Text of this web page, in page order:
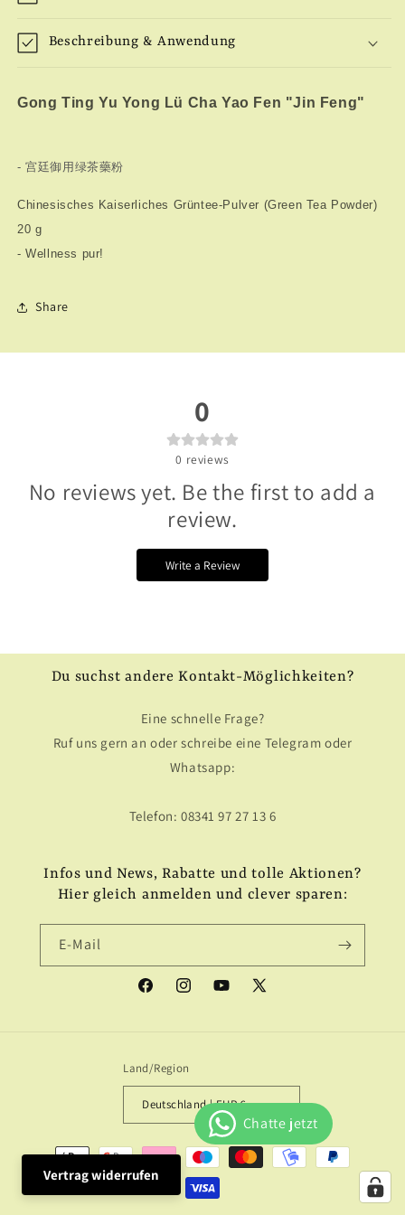
Beschreibung & Anwendung
Gong Ting Yu Yong Lü Cha Yao Fen "Jin Feng"
- 宫廷御用绿茶藥粉
Chinesisches Kaiserliches Grüntee-Pulver (Green Tea Powder)
20 g
- Wellness pur!
Share
0
0 reviews
No reviews yet. Be the first to add a
review.
Write a Review
Du suchst andere Kontakt-Möglichkeiten?
Eine schnelle Frage?
Ruf uns gern an oder schreibe eine Telegram oder
Whatsapp:
Telefon: 08341 97 27 13 6
Infos und News, Rabatte und tolle Aktionen?
Hier gleich anmelden und clever sparen:
E-Mail
FacebookInstagramYouTube
X
Land/Region
Deutschland | EUR €
Zahlungsmethoden
Vertrag widerrufen